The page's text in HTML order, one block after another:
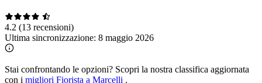
4.2 (13 recensioni)
Ultima sincronizzazione: 8 maggio 2026
Stai confrontando le opzioni? Scopri la nostra classifica aggiornata
con i migliori Fiorista a Marcelli .